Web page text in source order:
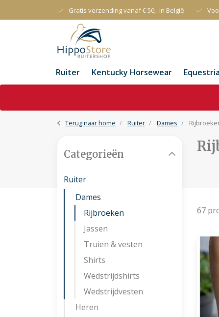
Gratis verzending vanaf € 50,- in België
Ruiter Kentucky Horsewear
Terug naar home Ruiter Dames
67
Categorieën
Ruiter
Dames
Rijbroeken
Jassen
Truien & vesten
Shirts
Wedstrijdshirts
Wedstrijdvesten
Heren